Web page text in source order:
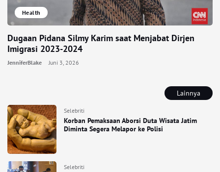
Lainnya
Selebriti
Korban Pemaksaan Aborsi Duta Wisata Jatim
Diminta Segera Melapor ke Polisi
Selebriti
Health
Dugaan Pidana Silmy Karim saat Menjabat Dirjen
Imigrasi 2023-2024
JenniferBlake Juni 3, 2026